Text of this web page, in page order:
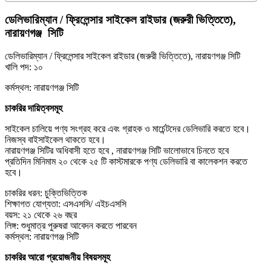
ডেলিভারিম্যান / ফ্রিলেন্সার সাইকেল রাইডার (জরুরী ভিত্তিতে),
নারায়ণগঞ্জ সিটি
ডেলিভারিম্যান / ফ্রিলেন্সার সাইকেল রাইডার (জরুরী ভিত্তিতে), নারায়ণগঞ্জ সিটি
খালি পদ: ১০
কর্মস্থল: নারায়ণগঞ্জ সিটি
চাকরির দায়িত্বসমূহ
সাইকেল চালিয়ে পণ্য সংগ্রহ করে এবং গ্রাহক ও মার্চেন্টদের ডেলিভারি করতে হবে।
নিজস্ব বাইসাইকেল থাকতে হবে।
নারায়ণগঞ্জ সিটির অধিবাসী হতে হবে , নারায়ণগঞ্জ সিটি ভালোভাবে চিনতে হবে
প্রতিদিন মিনিমাম ২০ থেকে ২৫ টি কাস্টমারকে পণ্য ডেলিভারি বা কালেকশন করতে
হবে।
চাকরির ধরন: চুক্তিভিত্তিক
শিক্ষাগত যোগ্যতা: এসএসসি/ এইচএসসি
বয়স: ২১ থেকে ২৬ বছর
লিঙ্গ: শুধুমাত্র পুরুষরা আবেদন করতে পারবেন
কর্মস্থল: নারায়ণগঞ্জ সিটি
চাকরির আরো প্রয়োজনীয় বিষয়সমূহ